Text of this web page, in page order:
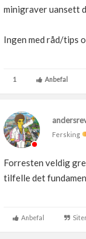
minigraver uansett
Ingen med råd/tips
1 Anbefal
Fersking
Forresten veldig
tilfelle det
Anbefal Siter